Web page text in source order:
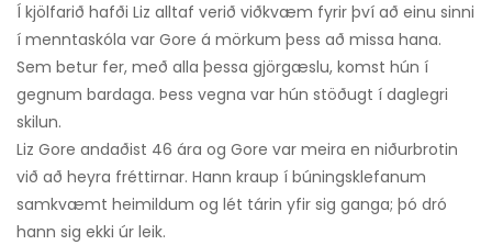
Í kjölfarið hafði Liz alltaf verið viðkvæm fyrir því að einu sinni
í menntaskóla var Gore á mörkum þess að missa hana.
Sem betur fer, með alla þessa gjörgæslu, komst hún í
gegnum bardaga. Þess vegna var hún stöðugt í daglegri
skilun.
Liz Gore andaðist 46 ára og Gore var meira en niðurbrotin
við að heyra fréttirnar. Hann kraup í búningsklefanum
samkvæmt heimildum og lét tárin yfir sig ganga; þó dró
hann sig ekki úr leik.